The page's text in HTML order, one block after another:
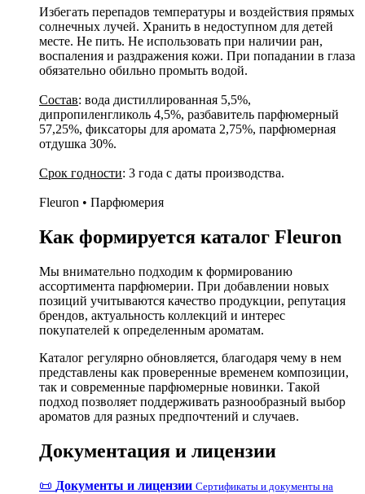
Избегать перепадов температуры и воздействия прямых
солнечных лучей. Хранить в недоступном для детей
месте. Не пить. Не использовать при наличии ран,
воспаления и раздражения кожи. При попадании в глаза
обязательно обильно промыть водой.
Состав: вода дистиллированная 5,5%,
дипропиленгликоль 4,5%, разбавитель парфюмерный
57,25%, фиксаторы для аромата 2,75%, парфюмерная
отдушка 30%.
Срок годности: 3 года с даты производства.
Fleuron • Парфюмерия
Как формируется каталог Fleuron
Мы внимательно подходим к формированию
ассортимента парфюмерии. При добавлении новых
позиций учитываются качество продукции, репутация
брендов, актуальность коллекций и интерес
покупателей к определенным ароматам.
Каталог регулярно обновляется, благодаря чему в нем
представлены как проверенные временем композиции,
так и современные парфюмерные новинки. Такой
подход позволяет поддерживать разнообразный выбор
ароматов для разных предпочтений и случаев.
Документация и лицензии
📜 Документы и лицензии Сертификаты и документы на